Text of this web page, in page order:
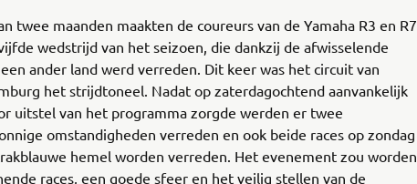
twee maanden maakten de coureurs van de Yamaha R3 en R7
wedstrijd van het seizoen, die dankzij de afwisselende
ander land werd verreden. Dit keer was het circuit van
het strijdtoneel. Nadat op zaterdagochtend aanvankelijk
uitstel van het programma zorgde werden er twee
omstandigheden verreden en ook beide races op zondag
hemel worden verreden. Het evenement zou worden
races, een goede sfeer en het veilig stellen van de